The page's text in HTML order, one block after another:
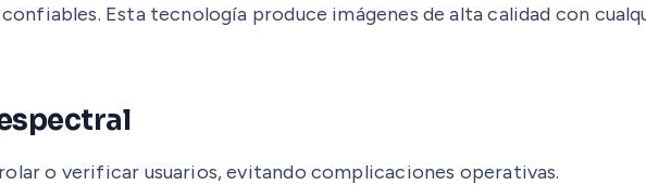
Esta tecnología produce imágenes de alta calidad con
o verificar usuarios, evitando complicaciones operativas.